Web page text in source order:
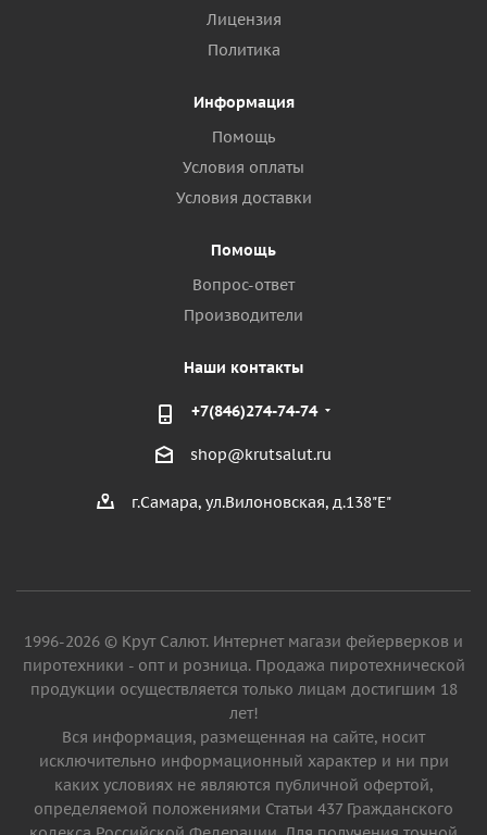
Лицензия
Политика
Информация
Помощь
Условия оплаты
Условия доставки
Помощь
Вопрос-ответ
Производители
Наши контакты
+7(846)274-74-74
shop@krutsalut.ru
г.Самара, ул.Вилоновская, д.138"Е"
1996-2026 © Крут Салют. Интернет магази фейерверков и
пиротехники - опт и розница. Продажа пиротехнической
продукции осуществляется только лицам достигшим 18
лет!
Вся информация, размещенная на сайте, носит
исключительно информационный характер и ни при
каких условиях не являются публичной офертой,
определяемой положениями Статьи 437 Гражданского